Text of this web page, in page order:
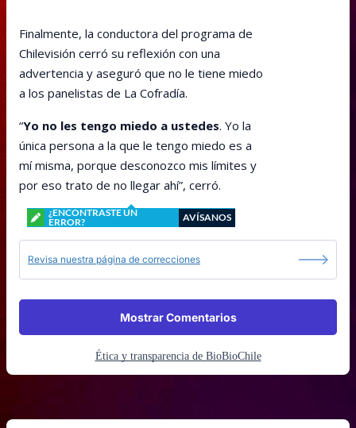
Finalmente, la conductora del programa de
Chilevisión cerró su reflexión con una
advertencia y aseguró que no le tiene miedo
a los panelistas de La Cofradía.
“Yo no les tengo miedo a ustedes. Yo la
única persona a la que le tengo miedo es a
mí misma, porque desconozco mis límites y
por eso trato de no llegar ahí”, cerró.
¿ENCONTRASTE UN
ERROR?
AVÍSANOS
Revisa nuestra página de correcciones
Mostrar Comentarios
Ética y transparencia de BioBioChile